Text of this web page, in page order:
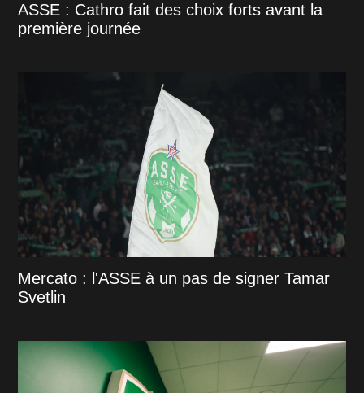
ASSE : Cathro fait des choix forts avant la
première journée
Mercato : l'ASSE à un pas de signer Tamar
Svetlin